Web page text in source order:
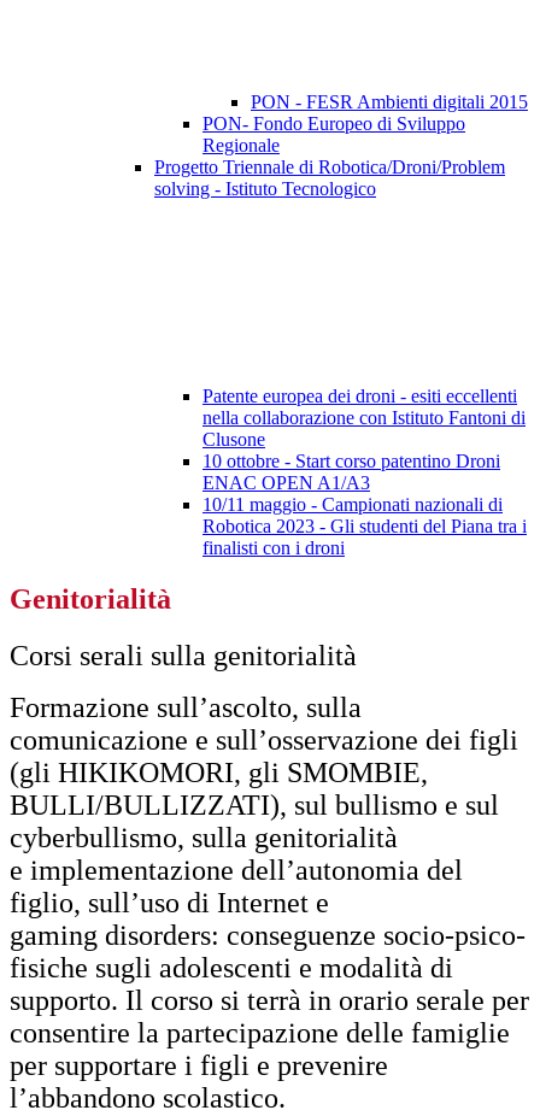
PON - FESR Ambienti digitali 2015
PON- Fondo Europeo di Sviluppo
Regionale
Progetto Triennale di Robotica/Droni/Problem
solving - Istituto Tecnologico
Patente europea dei droni - esiti eccellenti
nella collaborazione con Istituto Fantoni di
Clusone
10 ottobre - Start corso patentino Droni
ENAC OPEN A1/A3
10/11 maggio - Campionati nazionali di
Robotica 2023 - Gli studenti del Piana tra i
finalisti con i droni
Genitorialità
Corsi serali sulla genitorialità
Formazione sull’ascolto, sulla
comunicazione e sull’osservazione dei figli
(gli HIKIKOMORI, gli SMOMBIE,
BULLI/BULLIZZATI), sul bullismo e sul
cyberbullismo, sulla genitorialità
e implementazione dell’autonomia del
figlio, sull’uso di Internet e
gaming disorders: conseguenze socio-psico-
fisiche sugli adolescenti e modalità di
supporto. Il corso si terrà in orario serale per
consentire la partecipazione delle famiglie
per supportare i figli e prevenire
l’abbandono scolastico.